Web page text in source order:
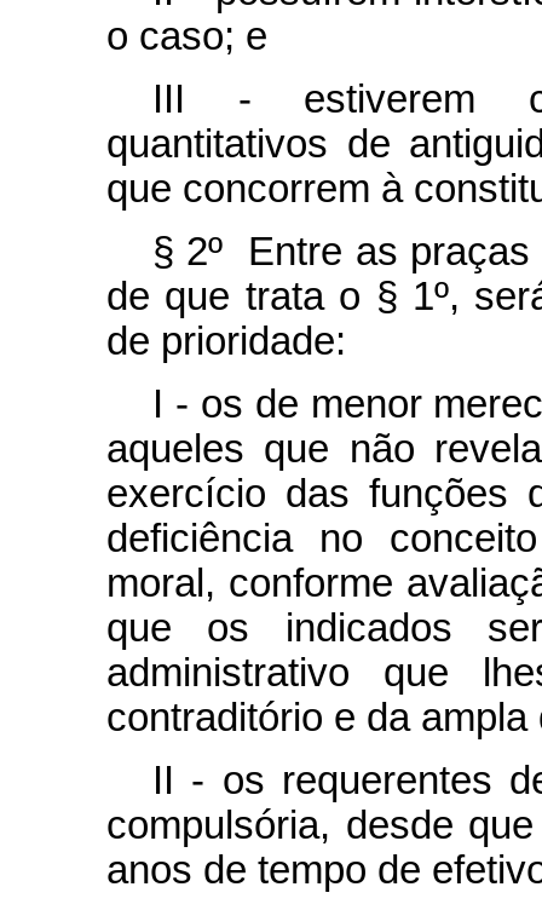
o caso; e
III - estiverem
quantitativos de
que concorrem à
§ 2º Entre as
de que trata o § 1º,
de prioridade:
I - os de menor
aqueles que não
exercício das funções
deficiência no
moral, conforme
que os indicados
administrativo que
contraditório e da ampla
II - os requerentes
compulsória, desde
anos de tempo de